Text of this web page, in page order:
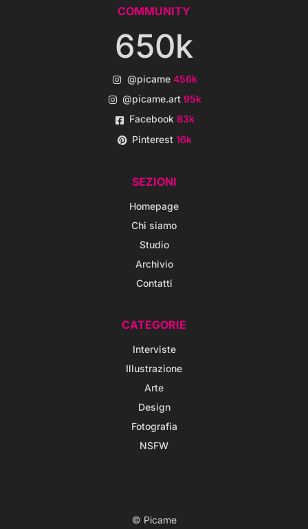
COMMUNITY
650k
@picame 456k
@picame.art95k
Facebook83k
Pinterest16k
SEZIONI
Homepage
Chi siamo
Studio
Archivio
Contatti
CATEGORIE
Interviste
Illustrazione
Arte
Design
Fotografia
NSFW
© Picame